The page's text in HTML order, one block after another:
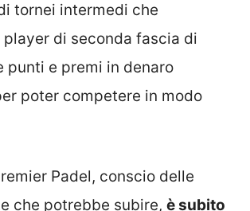
tornei intermedi che
di seconda fascia di
punti e premi in denaro
poter competere in modo
Padel, conscio delle
che potrebbe subire, è subito